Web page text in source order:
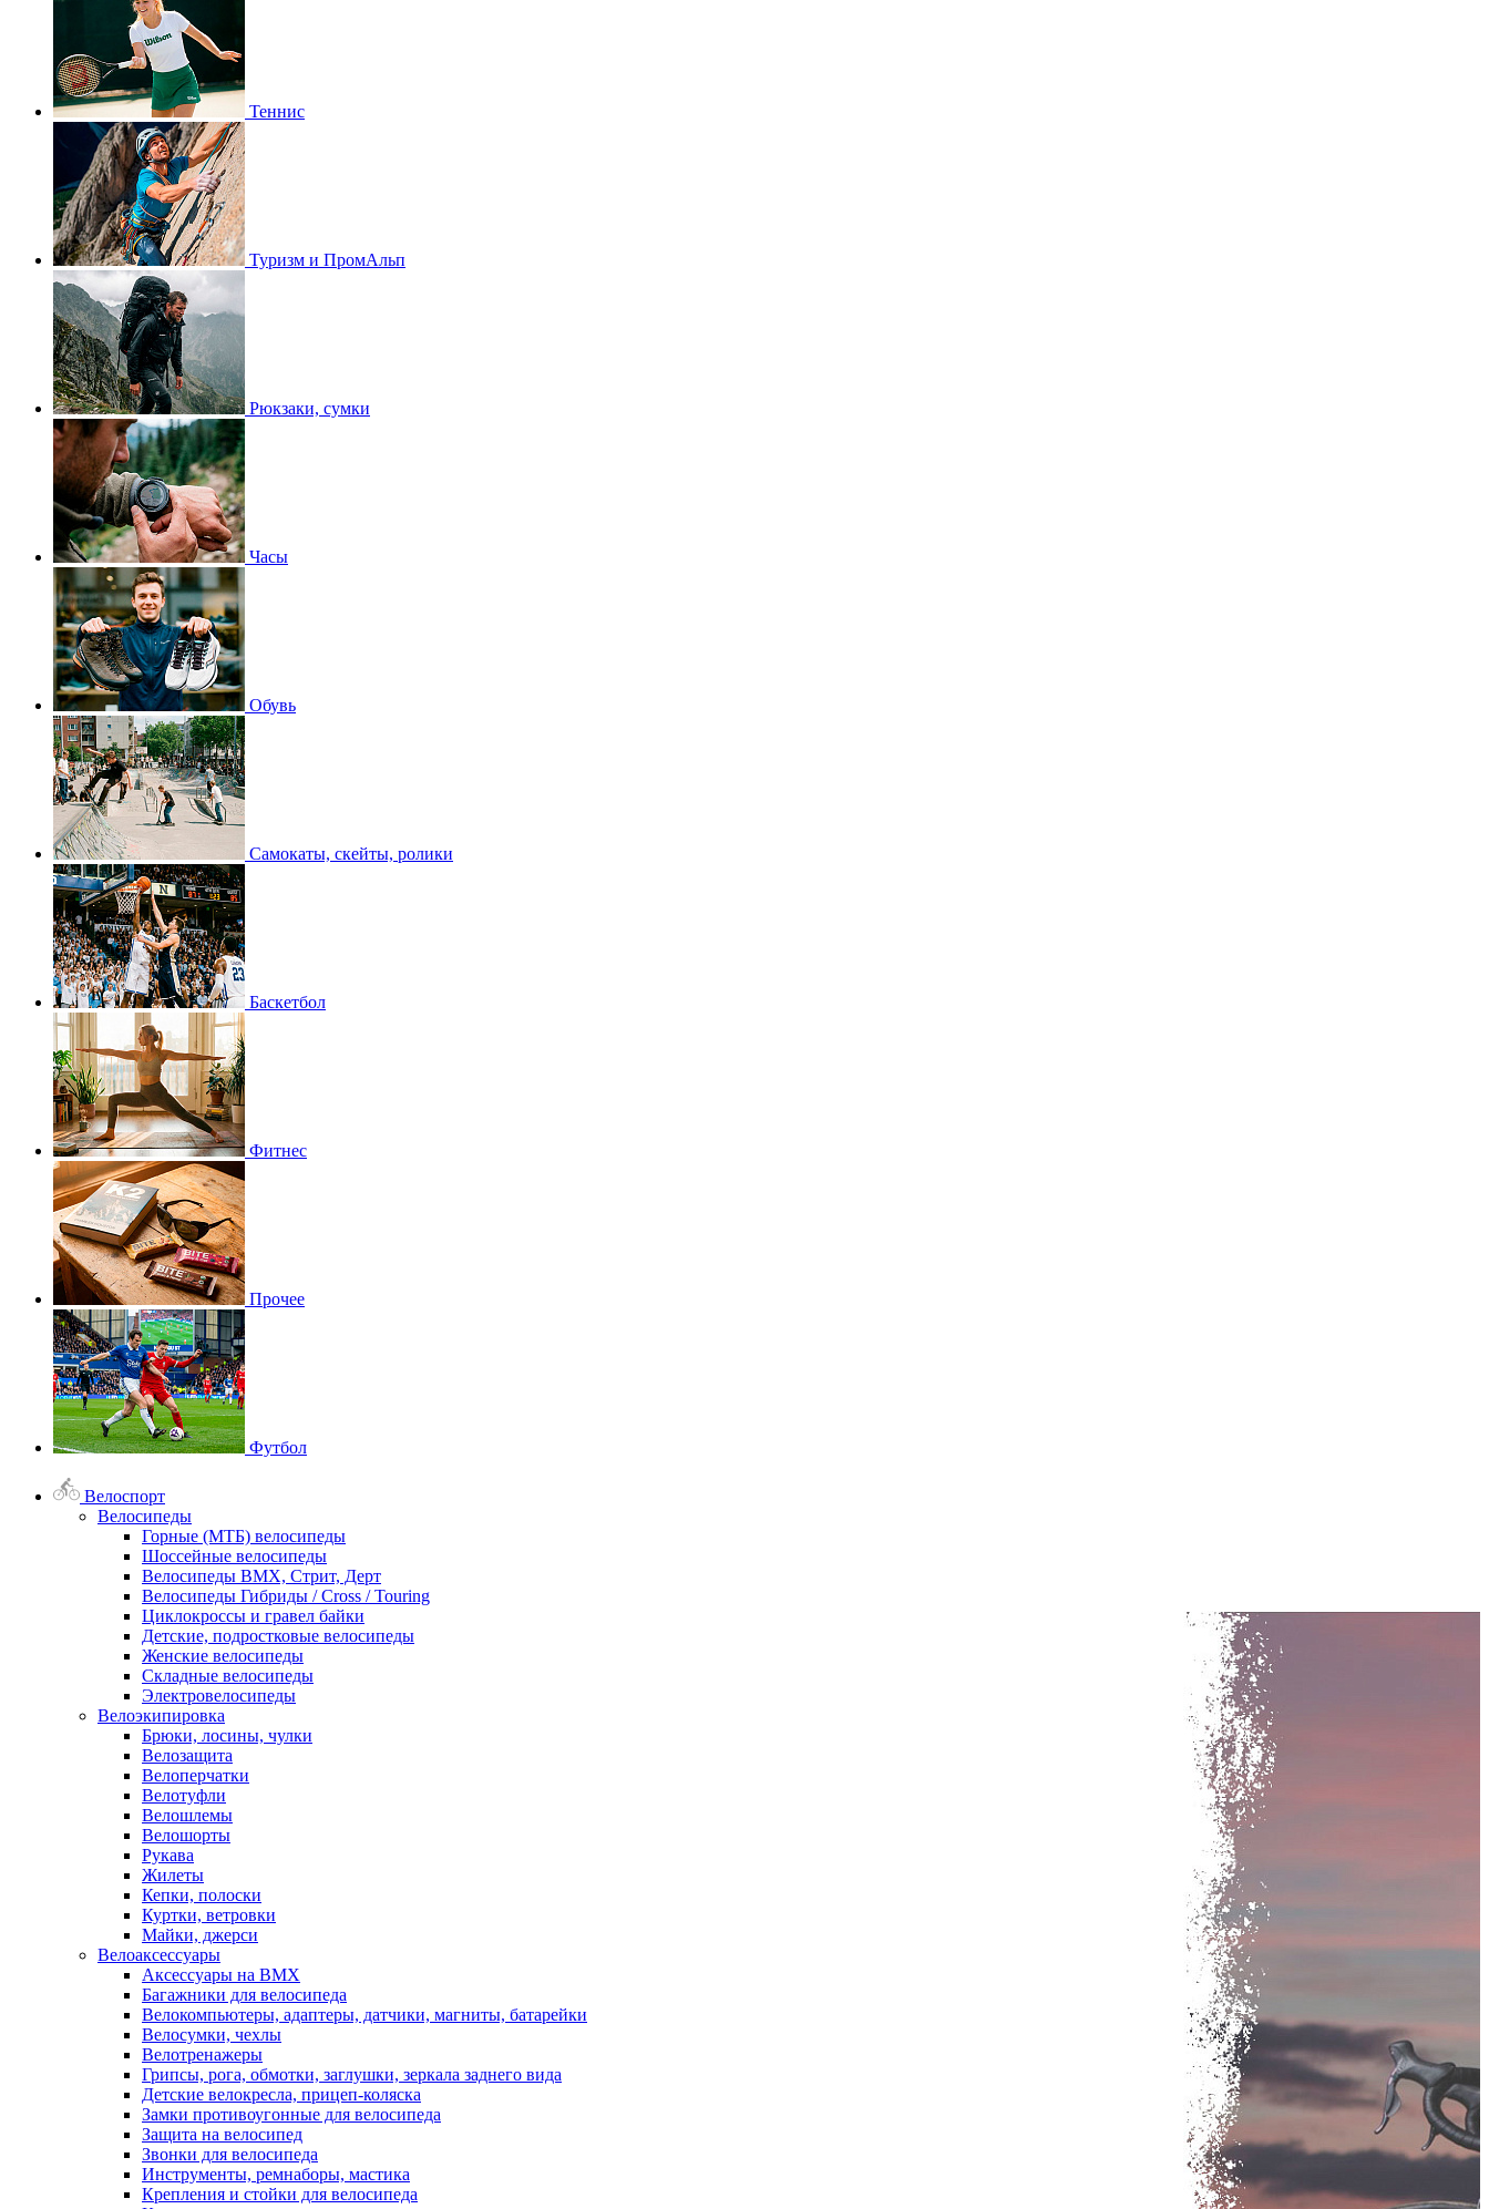
Теннис
Туризм и ПромАльп
Рюкзаки, сумки
Часы
Обувь
Самокаты, скейты, ролики
Баскетбол
Фитнес
Прочее
Футбол
Велоспорт
Велосипеды
Горные (МТБ) велосипеды
Шоссейные велосипеды
Велосипеды BMX, Стрит, Дерт
Велосипеды Гибриды / Cross / Touring
Циклокроссы и гравел байки
Детские, подростковые велосипеды
Женские велосипеды
Складные велосипеды
Электровелосипеды
Велоэкипировка
Брюки, лосины, чулки
Велозащита
Велоперчатки
Велотуфли
Велошлемы
Велошорты
Рукава
Жилеты
Кепки, полоски
Куртки, ветровки
Майки, джерси
Велоаксессуары
Аксессуары на BMX
Багажники для велосипеда
Велокомпьютеры, адаптеры, датчики, магниты, батарейки
Велосумки, чехлы
Велотренажеры
Грипсы, рога, обмотки, заглушки, зеркала заднего вида
Детские велокресла, прицеп-коляска
Замки противоугонные для велосипеда
Защита на велосипед
Звонки для велосипеда
Инструменты, ремнаборы, мастика
Крепления и стойки для велосипеда